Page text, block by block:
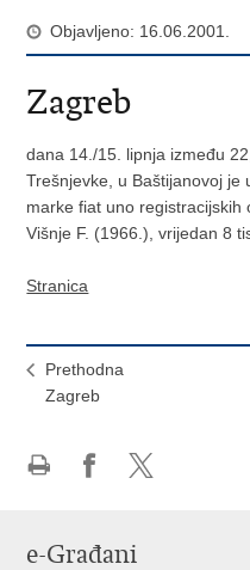
Objavljeno: 16.06.2001.
Zagreb
dana 14./15. lipnja između
Trešnjevke, u Baštijanovoj je
marke fiat uno registracijskih
Višnje F. (1966.), vrijedan 8
Stranica
Prethodna
Zagreb
Facebooku
X-
e-Građani